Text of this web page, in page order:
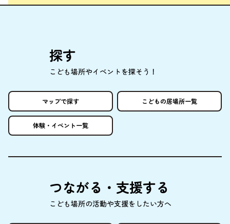
探す
こども場所やイベントを探そう！
マップで探す こどもの居場所一覧
体験 ・イベント一覧
つながる・ 支援する
こども場所の活動や支援をしたい方へ